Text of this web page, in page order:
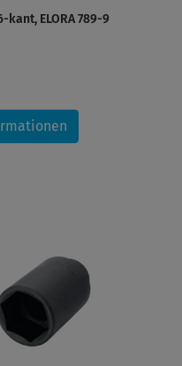
ELORA 789-9